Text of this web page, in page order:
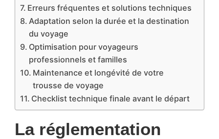
Erreurs fréquentes et solutions techniques
Adaptation selon la durée et la destination
du voyage
Optimisation pour voyageurs
professionnels et familles
Maintenance et longévité de votre
trousse de voyage
Checklist technique finale avant le départ
La réglementation